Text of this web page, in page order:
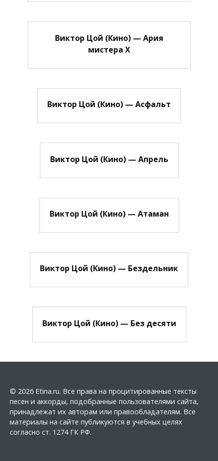
Виктор Цой (Кино) — Ария
мистера Х
Виктор Цой (Кино) — Асфальт
Виктор Цой (Кино) — Апрель
Виктор Цой (Кино) — Атаман
Виктор Цой (Кино) — Бездельник
Виктор Цой (Кино) — Без десяти
© 2026 Etina.ru. Все права на процитированные тексты
песен и аккорды, подобранные пользователями сайта,
принадлежат их авторам или правообладателям. Все
материалы на сайте публикуются в учебных целях
согласно ст. 1274 ГК РФ.